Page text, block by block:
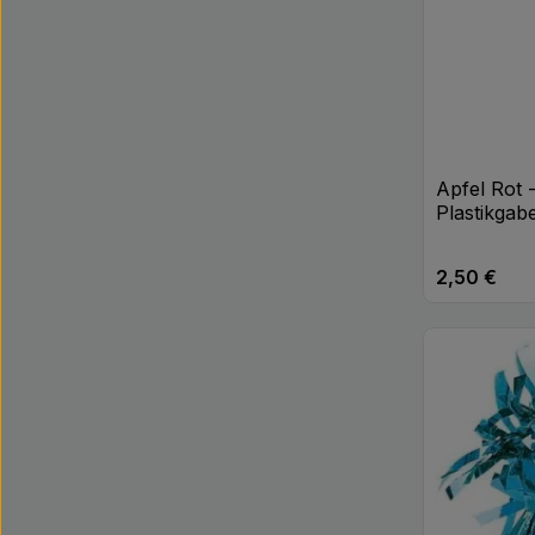
Apfel Rot
Regulärer
2,50 €